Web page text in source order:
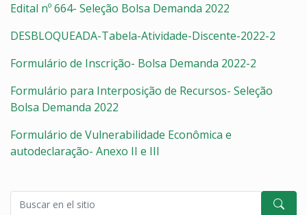
Edital nº 664- Seleção Bolsa Demanda 2022
DESBLOQUEADA-Tabela-Atividade-Discente-2022-2
Formulário de Inscrição- Bolsa Demanda 2022-2
Formulário para Interposição de Recursos- Seleção
Bolsa Demanda 2022
Formulário de Vulnerabilidade Econômica e
autodeclaração- Anexo II e III